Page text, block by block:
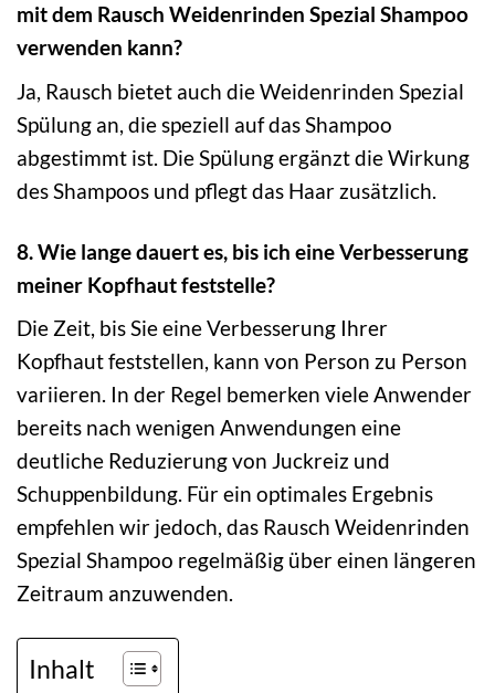
mit dem Rausch Weidenrinden Spezial Shampoo
verwenden kann?
Ja, Rausch bietet auch die Weidenrinden Spezial
Spülung an, die speziell auf das Shampoo
abgestimmt ist. Die Spülung ergänzt die Wirkung
des Shampoos und pflegt das Haar zusätzlich.
8. Wie lange dauert es, bis ich eine Verbesserung
meiner Kopfhaut feststelle?
Die Zeit, bis Sie eine Verbesserung Ihrer
Kopfhaut feststellen, kann von Person zu Person
variieren. In der Regel bemerken viele Anwender
bereits nach wenigen Anwendungen eine
deutliche Reduzierung von Juckreiz und
Schuppenbildung. Für ein optimales Ergebnis
empfehlen wir jedoch, das Rausch Weidenrinden
Spezial Shampoo regelmäßig über einen längeren
Zeitraum anzuwenden.
Inhalt